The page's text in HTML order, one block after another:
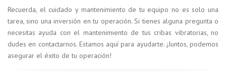
Recuerda, el cuidado y mantenimiento de tu equipo no es solo una
tarea, sino una inversión en tu operación. Si tienes alguna pregunta o
necesitas ayuda con el mantenimiento de tus cribas vibratorias, no
dudes en contactarnos. Estamos aquí para ayudarte. ¡Juntos, podemos
asegurar el éxito de tu operación!